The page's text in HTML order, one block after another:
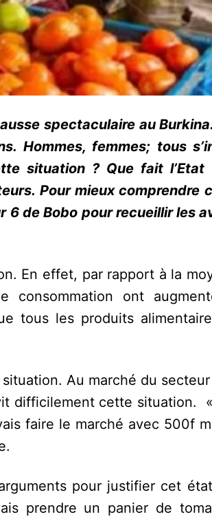
spectaculaire au
Hommes, femmes; tous
situation ? Que fait
Pour mieux comprendre
de Bobo pour recueillir les
En effet, par rapport à la
consommation ont
tous les produits
Au marché du
difficilement cette situation.
faire le marché avec 500f
pour justifier cet
prendre un panier de